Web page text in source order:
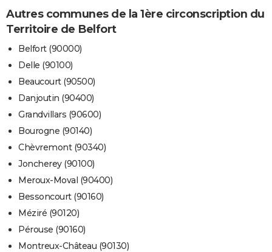
Autres communes de la 1ère circonscription du
Territoire de Belfort
Belfort (90000)
Delle (90100)
Beaucourt (90500)
Danjoutin (90400)
Grandvillars (90600)
Bourogne (90140)
Chèvremont (90340)
Joncherey (90100)
Meroux-Moval (90400)
Bessoncourt (90160)
Méziré (90120)
Pérouse (90160)
Montreux-Château (90130)